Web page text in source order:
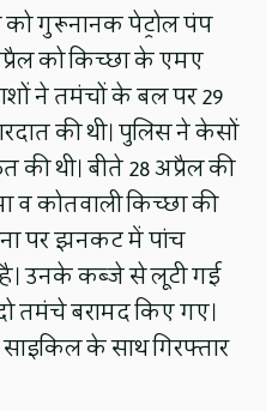
गुरूनानक पेट्रोल पंप
को किच्छा के एमए
ने तमंचों के बल पर 29
की थी। पुलिस ने केसों
की थी। बीते 28 अप्रैल की
व कोतवाली किच्छा की
पर झनकट में पांच
है। उनके कब्जे से लूटी गई
तमंचे बरामद किए गए।
साइकिल के साथ गिरफ्तार